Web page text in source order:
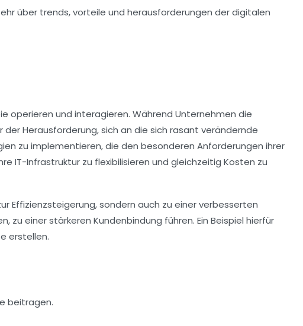
operieren und interagieren. Während Unternehmen die
Herausforderung, sich an die sich rasant verändernde
zu implementieren, die den besonderen Anforderungen ihrer
IT-Infrastruktur zu flexibilisieren und gleichzeitig Kosten zu
Effizienzsteigerung, sondern auch zu einer verbesserten
einer stärkeren Kundenbindung führen. Ein Beispiel hierfür
erstellen.
beitragen.